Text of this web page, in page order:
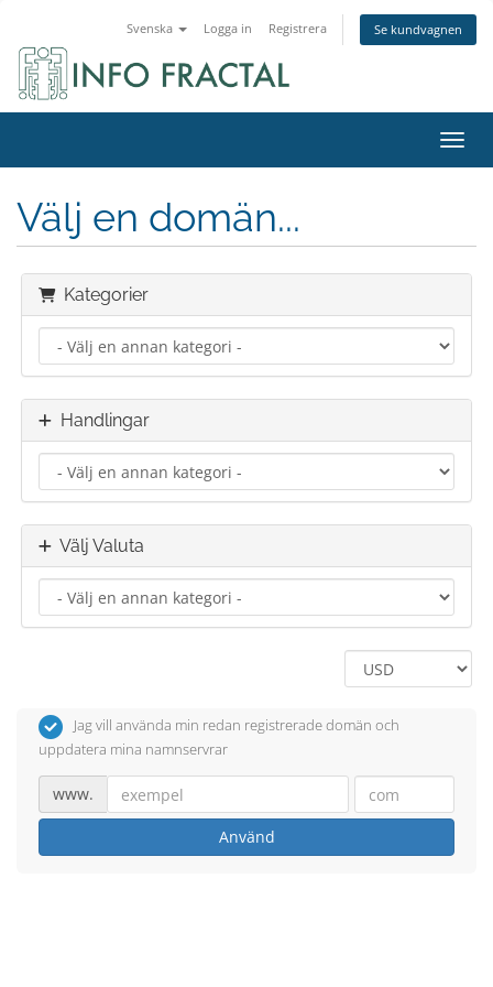
Svenska Logga in Registrera Se kundvagnen
Välj en domän...
Kategorier
Handlingar
Välj Valuta
Jag vill använda min redan registrerade domän och
uppdatera mina namnservrar
www.
Använd